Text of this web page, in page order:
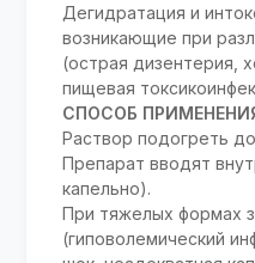
Дегидратация и
возникающие при
(острая дизентерия,
пищевая
СПОСОБ
Раствор подогреть
Препарат вводят
капельно).
При тяжелых формах
(гиповолемический